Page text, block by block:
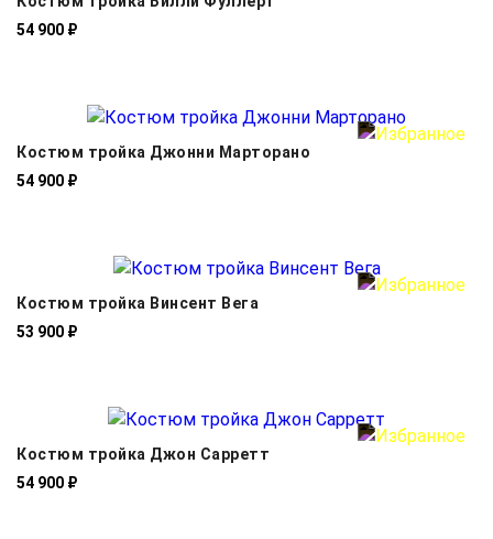
54 900 ₽
Костюм тройка Джонни Марторано
54 900 ₽
Костюм тройка Винсент Вега
53 900 ₽
Костюм тройка Джон Сарретт
54 900 ₽